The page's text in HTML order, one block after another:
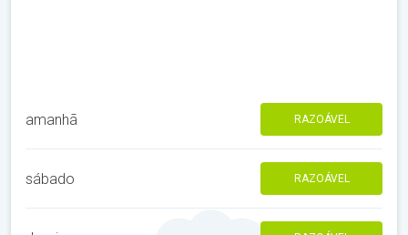
amanhã RAZOÁVEL
sábado RAZOÁVEL